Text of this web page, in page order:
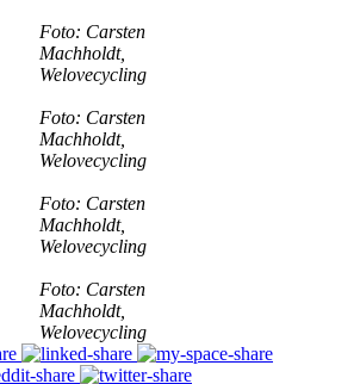
Foto: Carsten
Machholdt,
Welovecycling
Foto: Carsten
Machholdt,
Welovecycling
Foto: Carsten
Machholdt,
Welovecycling
Foto: Carsten
Machholdt,
Welovecycling